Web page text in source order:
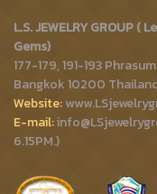
L.S. JEWELRY GROUP (
Gems)
177-179, 191-193
Bangkok 10200
Website:
E-mail:
6.15PM.)